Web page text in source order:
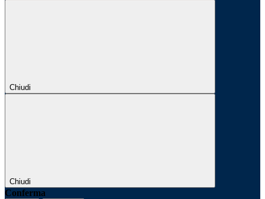
Chiudi
Chiudi
Conferma